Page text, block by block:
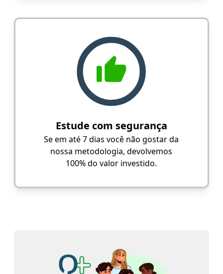
Estude com segurança
Se em até 7 dias você não gostar da
nossa metodologia, devolvemos
100% do valor investido.